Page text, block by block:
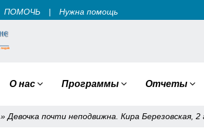
ПОМОЧЬ | Нужна помощь
О нас Программы Отчеты
» Девочка почти неподвижна. Кира Березовская, 2